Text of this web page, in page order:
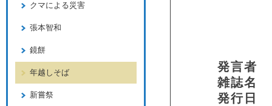
発言者
雑誌名
発行日
クマによる災害
張本智和
鏡餅
年越しそば
新嘗祭